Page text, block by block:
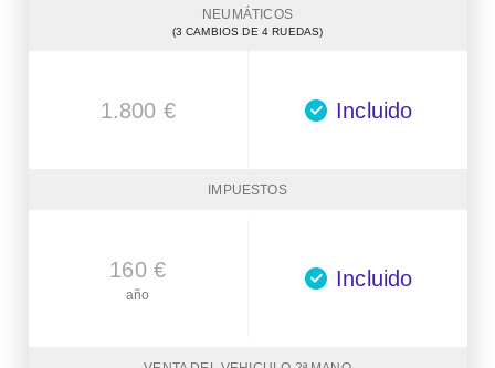
1.800 €
NEUMÁTICOS
(3 CAMBIOS DE 4 RUEDAS)
Incluido
160 €
año
IMPUESTOS
Incluido